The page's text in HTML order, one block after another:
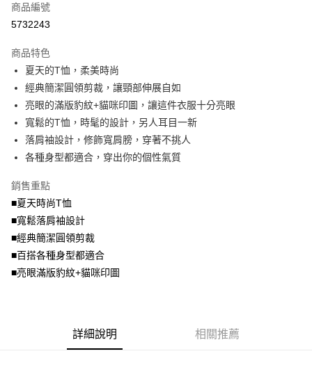
【大哥付你分期使用說明】
1.本服務由台灣大哥大提供，台灣大哥大用戶可立即使用無須另外申請。
流程，驗證手機門號後，選擇欲分期的期數、繳款截止日，確認付款後即完
成交易。
3.實際核准額度、可分期數及費用金額請依後續交易確認頁面所載為準。
4.訂單成立30分鐘內，如未前往確認交易或遇審核未通過，訂單將自動取
法說明評估內容。
【繳款方式說明】
1.分期款項不併入電信帳單，「大哥付你分期」於每月結算日後寄送繳費提
醒簡訊。
2.透過簡訊連結打開帳單後，可選擇「超商條碼／台灣大直營門市／銀行轉
【注意事項】
1.本服務係由「台灣大哥大股份有限公司」（以下簡稱本公司）所提供，讓
用戶於交易時，得透過本服務購買商品或服務，並由商店將買賣／分期付款
買賣價金債權讓與本公司後，依約使用本公司帳單繳交帳款。
資料（包含姓名、電話或地址）提供予台灣大哥大進項蒐集、處理及利用，
由本公司與您本人進行分期帳單所需資料之確認、核對及更正。
AFTEE先享後付
【關於「AFTEE先享後付」】
AFTEE先享後付是「在收到商品之後才付款」的支付方式。 讓您購物簡單
便利好安心！
１．簡單：不需註冊會員、不需綁卡、不需儲值。
２．便利：只要手機號碼，簡訊認證，即可結帳。
３．安心：先確認商品／服務後，再付款。
【「AFTEE先享後付」結帳流程】
１．於結帳方式選擇「AFTEE先享後付」後，將跳轉至「AFTEE先享後付」
３．收到繳費通知簡訊後14天內，點擊此簡訊中的連結，可透過四大超商／
ATM／網路銀行／等多元方式進行付款，方視為交易完成。
※ 請注意：結帳手續完成當下不需立刻繳費，但若您需要取消訂單，請聯絡
購買商品的店家。未經商家同意取消之訂單仍視為有效，需透過AFTEE先享
後付繳納相關費用。
※ 交易是否成功請以「AFTEE先享後付 」之結帳頁面顯示為準，若有關於
是否繳費成功／繳費後需取消欲退款等相關疑問，請聯繫「AFTEE先享後付
客戶支援中心」 https://netprotections.freshdesk.com/support/home
易，需依本服務之必要範圍內提供個人資料，並將交易相關給付款項請求債
權轉讓予恩沛科技股份有限公司。
ATM付款
全家取貨付款
每筆NT$70，滿NT$699(含以上)免運費
付款後全家取貨
每筆NT$70，滿NT$699(含以上)免運費
7-11取貨付款
每筆NT$70，滿NT$799(含以上)免運費
付款後7-11取貨
每筆NT$70，滿NT$699(含以上)免運費
商品編號
5732243
商品特色
夏天的T恤，柔美時尚
經典簡潔圓領剪裁，讓頸部伸展自如
亮眼的滿版豹紋+貓咪印圖，讓這件衣服十分亮眼
寬鬆的T恤，時髦的設計，另人耳目一新
落肩袖設計，修飾寬肩膀，穿著不挑人
各種身型都適合，穿出你的個性氣質
銷售重點
■夏天時尚T恤
■寬鬆落肩袖設計
■經典簡潔圓領剪裁
■百搭各種身型都適合
■亮眼滿版豹紋+貓咪印圖
詳細說明 相關推薦